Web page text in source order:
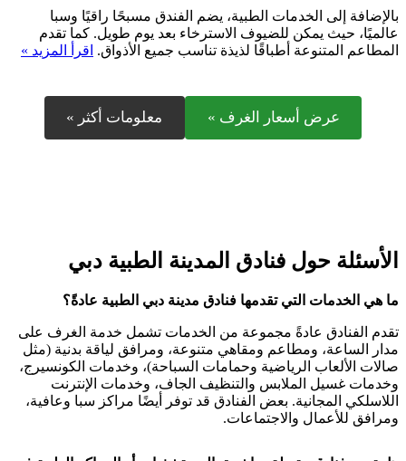
بالإضافة إلى الخدمات الطبية، يضم الفندق مسبحًا راقيًا وسبا
عالميًا، حيث يمكن للضيوف الاسترخاء بعد يوم طويل. كما تقدم
المطاعم المتنوعة أطباقًا لذيذة تناسب جميع الأذواق. اقرأ المزيد »
عرض أسعار الغرف » معلومات أكثر »
الأسئلة حول فنادق المدينة الطبية دبي
ما هي الخدمات التي تقدمها فنادق مدينة دبي الطبية عادةً؟
تقدم الفنادق عادةً مجموعة من الخدمات تشمل خدمة الغرف على
مدار الساعة، ومطاعم ومقاهي متنوعة، ومرافق لياقة بدنية (مثل
صالات الألعاب الرياضية وحمامات السباحة)، وخدمات الكونسيرج،
وخدمات غسيل الملابس والتنظيف الجاف، وخدمات الإنترنت
اللاسلكي المجانية. بعض الفنادق قد توفر أيضًا مراكز سبا وعافية،
ومرافق للأعمال والاجتماعات.